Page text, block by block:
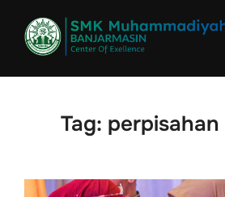
content
Tag: perpisahan